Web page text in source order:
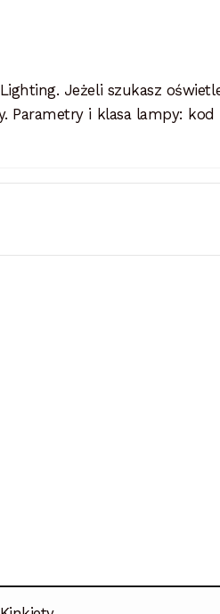
Jeżeli szukasz
Parametry i klasa lampy: kod